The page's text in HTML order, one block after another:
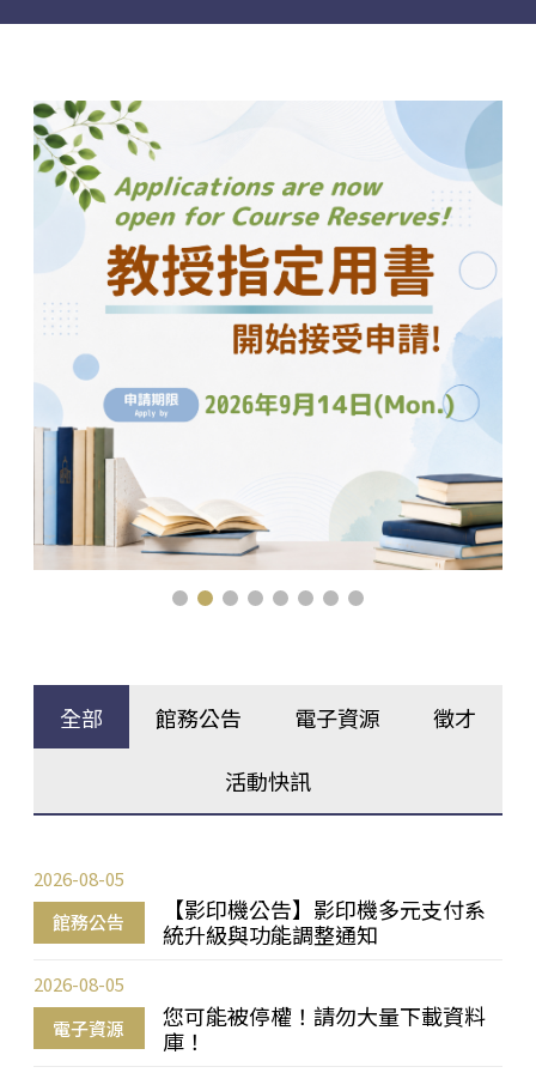
全部 館務公告 電子資源 徵才
活動快訊
館務公告
【影印機公告】影印機多元支付系
統升級與功能調整通知
2026-08-05
電子資源
您可能被停權！請勿大量下載資料
庫！
2026-08-05